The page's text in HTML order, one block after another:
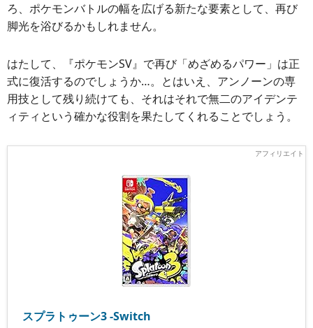
ろ、ポケモンバトルの幅を広げる新たな要素として、再び
脚光を浴びるかもしれません。
はたして、『ポケモンSV』で再び「めざめるパワー」は正
式に復活するのでしょうか…。とはいえ、アンノーンの専
用技として残り続けても、それはそれで無二のアイデンテ
ィティという確かな役割を果たしてくれることでしょう。
スプラトゥーン3 -Switch